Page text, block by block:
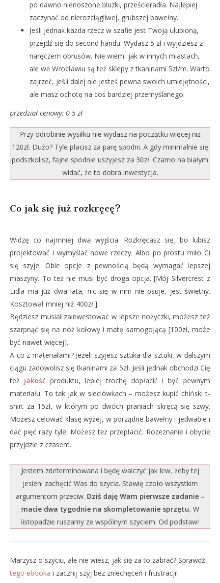
po dawno nienoszone bluzki, prześcieradła. Najlepiej
zaczynać od nierozciągliwej, grubszej bawełny.
Jeśli jednak każda rzecz w szafie jest Twoją ulubioną,
przejdź się do second handu. Wydasz 5 zł i wyjdziesz z
naręczem obrusów. Nie wiem, jak w innych miastach,
ale we Wrocławiu są też sklepy z tkaninami 5zł/m. Warto
zajrzeć, jeśli dalej nie jesteś pewna swoich umiejętności,
ale masz ochotę na coś bardziej przemyślanego.
przedział cenowy: 0-5 zł
Przy odrobinie wysiłku nie wydasz na początku więcej niż
120zł. Dużo? Tyle płacisz za parę spodni. A gdy minimalnie się
podszkolisz, fajne spodnie uszyjesz za 30zł. Czarno na białym
widać, że to dobra inwestycja.
Co jak się już rozkręcę?
Widzę co najmniej dwa wyjścia. Rozkręcasz się, bo lubisz
projektować i wymyślać nowe rzeczy. Albo po prostu miło Ci
się szyje. Obie opcje z pewnością będą wymagać lepszej
maszyny. To też nie musi być droga opcja. [Mój Silvercrest z
Lidla ma już dwa lata, nic się w nim nie psuje, jest świetny.
Kosztował mniej niż 400zł.]
Będziesz musiał zainwestować w lepsze nożyczki, możesz też
szarpnąć się na nóż kołowy i matę samogojącą [100zł, może
być nawet więcej].
A co z materiałami? Jeżeli szyjesz sztuka dla sztuki, w dalszym
ciągu zadowolisz się tkaninami za 5zł. Jeśli jednak obchodzi Cię
też jakość produktu, lepiej trochę dopłacić i być pewnym
materiału. To tak jak w sieciówkach – możesz kupić chiński t-
shirt za 15zł, w którym po dwóch praniach skręcą się szwy.
Możesz celować klasę wyżej, w porządne bawełny i jedwabie i
dać pięć razy tyle. Możesz też przepłacić. Rozeznanie i obycie
przyjdzie z czasem.
Jestem zdeterminowana i będę walczyć jak lew, żeby tej
jesieni zachęcić Was do szycia. Stawię czoło wszystkim
argumentom przeciw. Dziś daję Wam pierwsze zadanie –
macie dwa tygodnie na skompletowanie sprzętu. W
listopadzie ruszamy ze wspólnym szyciem. Od podstaw!
Marzysz o szyciu, ale nie wiesz, jak się za to zabrać? Sprawdź
tego ebooka i zacznij szyj bez zniechęceń i frustracji!